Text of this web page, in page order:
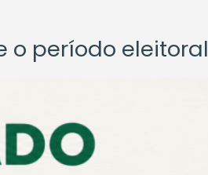
o período eleitoral